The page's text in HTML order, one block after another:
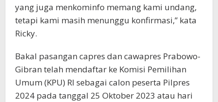
yang juga menkominfo memang kami undang,
tetapi kami masih menunggu konfirmasi,” kata
Ricky.
Bakal pasangan capres dan cawapres Prabowo-
Gibran telah mendaftar ke Komisi Pemilihan
Umum (KPU) RI sebagai calon peserta Pilpres
2024 pada tanggal 25 Oktober 2023 atau hari